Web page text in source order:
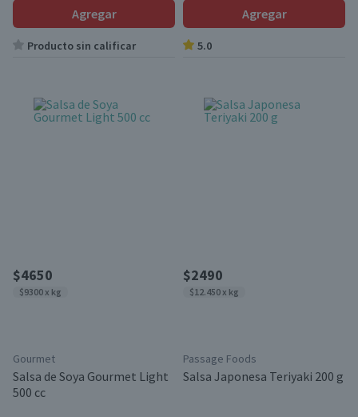
Agregar
Producto sin calificar
Agregar
5.0
$4650
$9300 x kg
Gourmet
Salsa de Soya Gourmet Light
500 cc
$2490
$12.450 x kg
Passage Foods
Salsa Japonesa Teriyaki 200 g